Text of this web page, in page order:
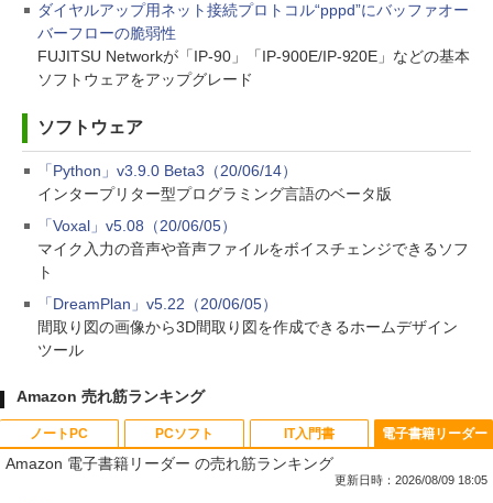
ダイヤルアップ用ネット接続プロトコル“pppd”にバッファオー
バーフローの脆弱性
FUJITSU Networkが「IP-90」「IP-900E/IP-920E」などの基本
ソフトウェアをアップグレード
ソフトウェア
「Python」v3.9.0 Beta3（20/06/14）
インタープリター型プログラミング言語のベータ版
「Voxal」v5.08（20/06/05）
マイク入力の音声や音声ファイルをボイスチェンジできるソフ
ト
「DreamPlan」v5.22（20/06/05）
間取り図の画像から3D間取り図を作成できるホームデザイン
ツール
Amazon 売れ筋ランキング
ノートPC PCソフト IT入門書 電子書籍リーダー
Amazon 電子書籍リーダー の売れ筋ランキング
更新日時：2026/08/09 18:05